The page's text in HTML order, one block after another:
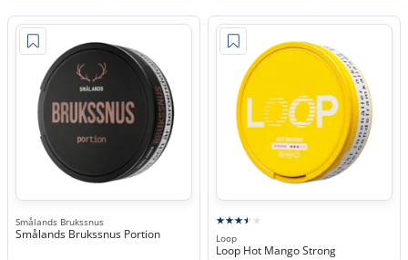
Smålands Brukssnus
Smålands Brukssnus Portion Loop
Loop Hot Mango Strong